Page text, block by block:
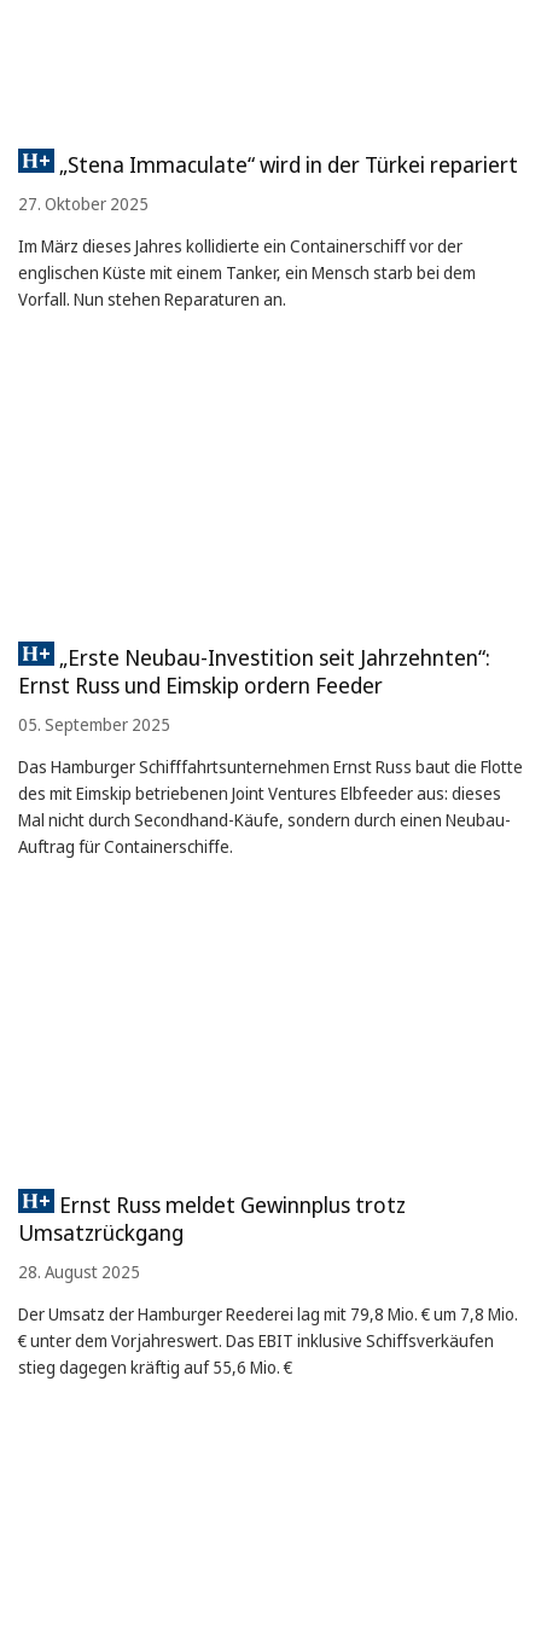
„Stena Immaculate“ wird in der Türkei repariert
27. Oktober 2025
Im März dieses Jahres kollidierte ein Containerschiff vor der
englischen Küste mit einem Tanker, ein Mensch starb bei dem
Vorfall. Nun stehen Reparaturen an.
„Erste Neubau-Investition seit Jahrzehnten“:
Ernst Russ und Eimskip ordern Feeder
05. September 2025
Das Hamburger Schifffahrtsunternehmen Ernst Russ baut die Flotte
des mit Eimskip betriebenen Joint Ventures Elbfeeder aus: dieses
Mal nicht durch Secondhand-Käufe, sondern durch einen Neubau-
Auftrag für Containerschiffe.
Ernst Russ meldet Gewinnplus trotz
Umsatzrückgang
28. August 2025
Der Umsatz der Hamburger Reederei lag mit 79,8 Mio. € um 7,8 Mio.
€ unter dem Vorjahreswert. Das EBIT inklusive Schiffsverkäufen
stieg dagegen kräftig auf 55,6 Mio. €